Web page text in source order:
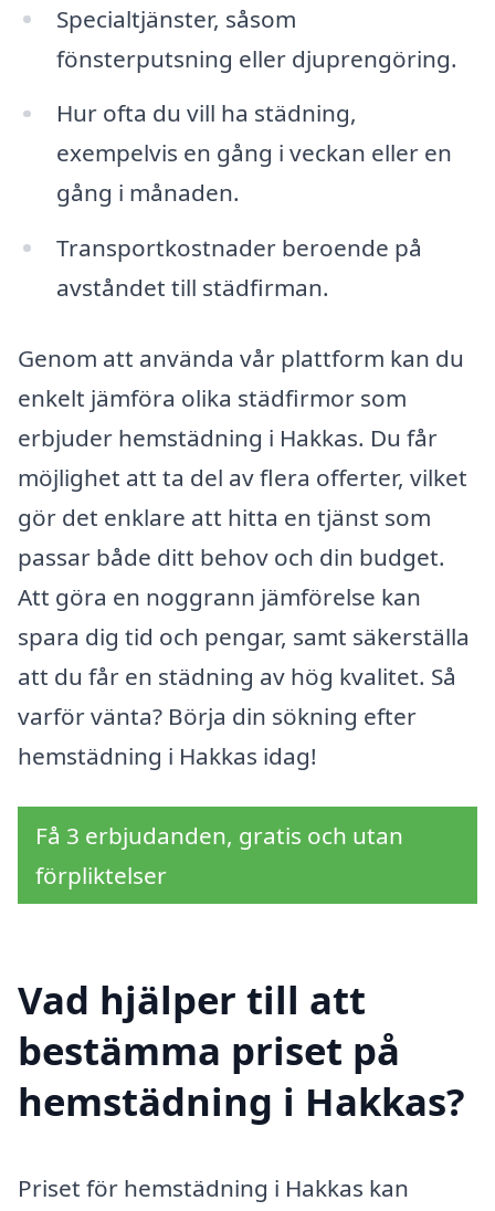
Specialtjänster, såsom
fönsterputsning eller djuprengöring.
Hur ofta du vill ha städning,
exempelvis en gång i veckan eller en
gång i månaden.
Transportkostnader beroende på
avståndet till städfirman.
Genom att använda vår plattform kan du
enkelt jämföra olika städfirmor som
erbjuder hemstädning i Hakkas. Du får
möjlighet att ta del av flera offerter, vilket
gör det enklare att hitta en tjänst som
passar både ditt behov och din budget.
Att göra en noggrann jämförelse kan
spara dig tid och pengar, samt säkerställa
att du får en städning av hög kvalitet. Så
varför vänta? Börja din sökning efter
hemstädning i Hakkas idag!
Få 3 erbjudanden, gratis och utan
förpliktelser
Vad hjälper till att
bestämma priset på
hemstädning i Hakkas?
Priset för hemstädning i Hakkas kan